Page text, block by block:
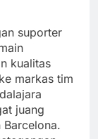
suporter
kualitas
markas tim
juang